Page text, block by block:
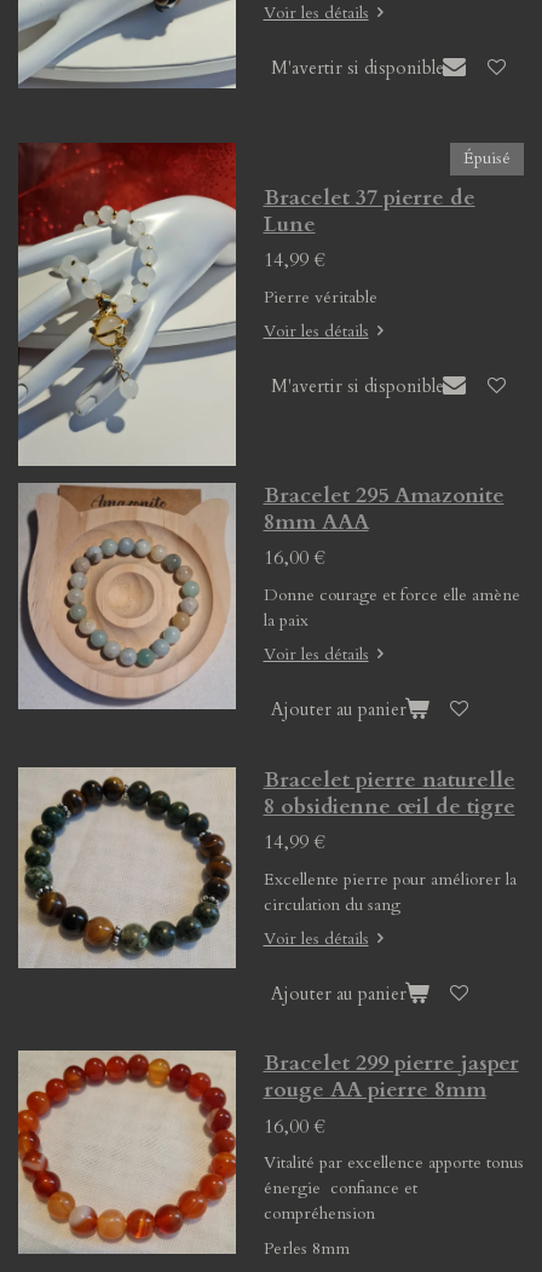
Voir les détails
M'avertir si disponible
Épuisé
Bracelet 37 pierre de
Lune
14,99 €
Pierre véritable
Voir les détails
M'avertir si disponible
Bracelet 295 Amazonite
8mm AAA
16,00 €
Donne courage et force elle amène
la paix
Voir les détails
Ajouter au panier
Bracelet pierre naturelle
8 obsidienne œil de tigre
14,99 €
Excellente pierre pour améliorer la
circulation du sang
Voir les détails
Ajouter au panier
Bracelet 299 pierre jasper
rouge AA pierre 8mm
16,00 €
Vitalité par excellence apporte tonus
énergie confiance et
compréhension
Perles 8mm